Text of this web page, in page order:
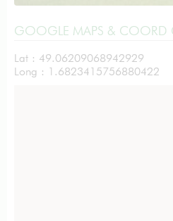
GOOGLE MAPS & COORD
Lat : 49.06209068942929
Long : 1.6823415756880422